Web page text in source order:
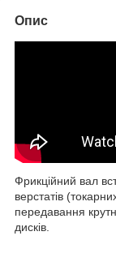
Опис
Фрикційний вал
верстатів
передавання
дисків.